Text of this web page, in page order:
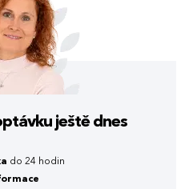
ještě dnes
do 24 hodin